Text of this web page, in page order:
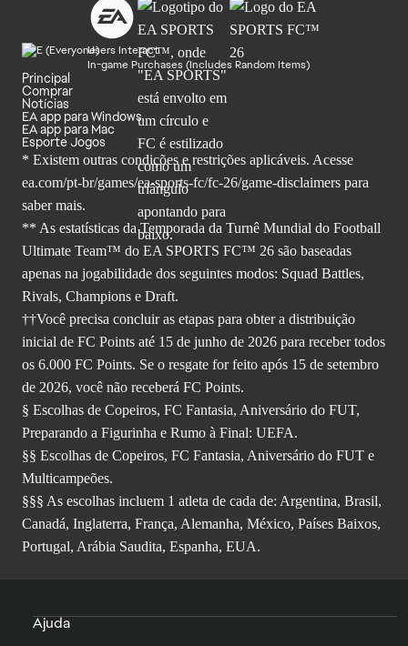
Users Interact
In-game Purchases (Includes Random Items)
Principal
Comprar
Notícias
EA app para Windows
EA app para Mac
Esporte Jogos
* Existem outras condições e restrições aplicáveis. Acesse
ea.com/pt-br/games/ea-sports-fc/fc-26/game-disclaimers para
saber mais.
** As estatísticas da Temporada da Turnê Mundial do Football
Ultimate Team™ do EA SPORTS FC™ 26 são baseadas
apenas na jogabilidade dos seguintes modos: Squad Battles,
Rivals, Champions e Draft.
††Você precisa concluir as etapas para obter a distribuição
inicial de FC Points até 15 de junho de 2026 para receber todos
os 6.000 FC Points. Se o resgate for feito após 15 de setembro
de 2026, você não receberá FC Points.
§ Escolhas de Copeiros, FC Fantasia, Aniversário do FUT,
Preparando a Figurinha e Rumo à Final: UEFA.
§§ Escolhas de Copeiros, FC Fantasia, Aniversário do FUT e
Multicampeões.
§§§ As escolhas incluem 1 atleta de cada de: Argentina, Brasil,
Canadá, Inglaterra, França, Alemanha, México, Países Baixos,
Portugal, Arábia Saudita, Espanha, EUA.
Ajuda